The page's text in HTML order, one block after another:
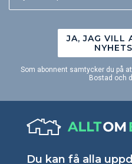
JA, JAG VILL
Som abonnent samtycker du på
Bostad och
Du kan få alla